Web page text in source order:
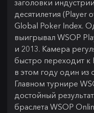
заголовки
десятилетия (Player
Global Poker Index.
выигрывал WSOP
и 2013. Камера
быстро переходит
в этом году один из
Главном турнире
достойный
браслета WSOP